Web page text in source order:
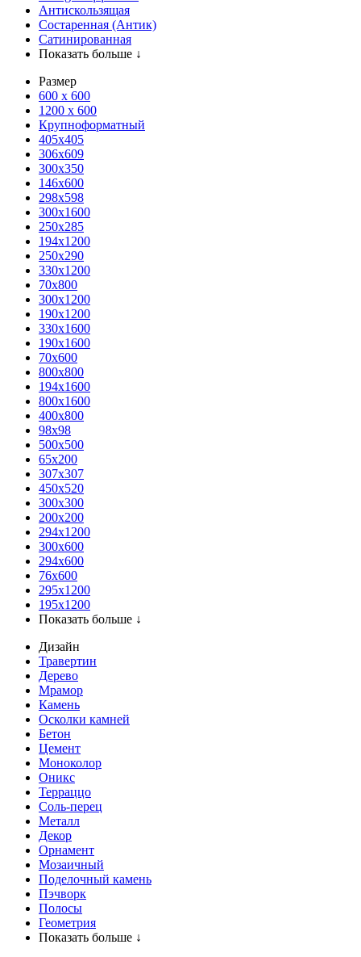
Антискользящая
Состаренная (Антик)
Сатинированная
Показать больше ↓
Размер
600 х 600
1200 х 600
Крупноформатный
405x405
306x609
300x350
146x600
298x598
300x1600
250x285
194x1200
250x290
330x1200
70x800
300x1200
190x1200
330x1600
190x1600
70x600
800x800
194x1600
800x1600
400х800
98x98
500x500
65x200
307x307
450x520
300x300
200x200
294x1200
300x600
294x600
76х600
295х1200
195х1200
Показать больше ↓
Дизайн
Травертин
Дерево
Мрамор
Камень
Осколки камней
Бетон
Цемент
Моноколор
Оникс
Терраццо
Соль-перец
Металл
Декор
Орнамент
Мозаичный
Поделочный камень
Пэчворк
Полосы
Геометрия
Показать больше ↓